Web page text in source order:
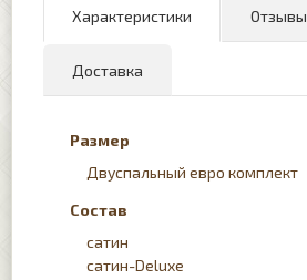
Характеристики Отзывы
Доставка
Размер
Двуспальный евро комплект
Состав
сатин
сатин-Deluxe